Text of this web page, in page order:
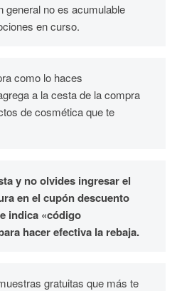
general no es acumulable
en curso.
como lo haces
a la cesta de la compra
de cosmética que te
y no olvides ingresar el
en el cupón descuento
indica «código
hacer efectiva la rebaja.
gratuitas que más te